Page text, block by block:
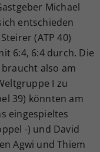
Michael
entschieden
(ATP 40)
6:4, 6:4 durch. Die
also am
I zu
39) könnten am
eingespieltes
-) und David
Agwi und Thiem